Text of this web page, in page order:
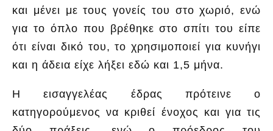
και μένει με τους γονείς του στο χωριό, ενώ
για το όπλο που βρέθηκε στο σπίτι του είπε
ότι είναι δικό του, το χρησιμοποιεί για κυνήγι
και η άδεια είχε λήξει εδώ και 1,5 μήνα.
Η εισαγγελέας έδρας πρότεινε ο
κατηγορούμενος να κριθεί ένοχος και για τις